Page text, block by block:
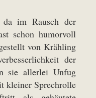
da im Rausch der
schon humorvoll
von Krähling
der
sie allerlei Unfug
kleiner Sprechrolle